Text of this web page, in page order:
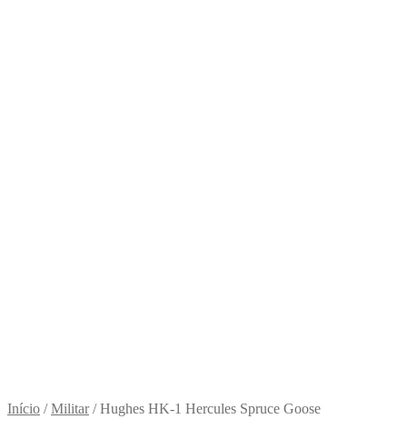
Início /Militar/Hughes HK-1 Hercules Spruce Goose